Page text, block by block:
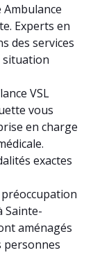
Experts en
des services
situation
VSL
vous
en charge
exactes
Sainte-
aménagés
personnes